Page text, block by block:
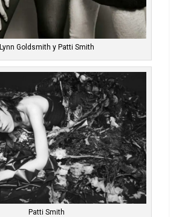
Lynn Goldsmith y Patti Smith
Patti Smith